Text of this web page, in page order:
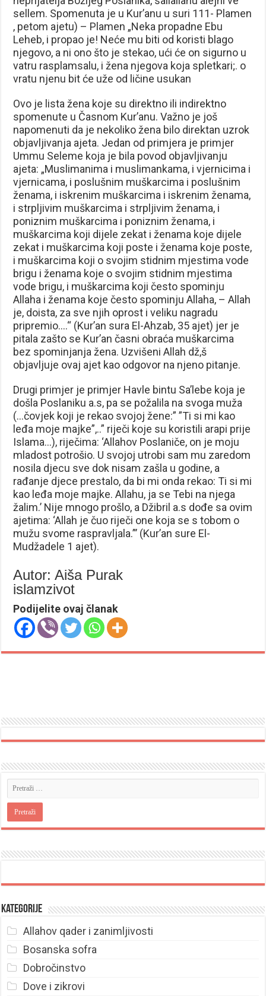
sellem. Spomenuta je u Kur’anu u suri 111- Plamen
, petom ajetu) – Plamen „Neka propadne Ebu
Leheb, i propao je! Neće mu biti od koristi blago
njegovo, a ni ono što je stekao, ući će on sigurno u
vatru rasplamsalu, i žena njegova koja spletkari;. o
vratu njenu bit će uže od ličine usukan
Ovo je lista žena koje su direktno ili indirektno
spomenute u Časnom Kur’anu. Važno je još
napomenuti da je nekoliko žena bilo direktan uzrok
objavljivanja ajeta. Jedan od primjera je primjer
Ummu Seleme koja je bila povod objavljivanju
ajeta: „Muslimanima i muslimankama, i vjernicima i
vjernicama, i poslušnim muškarcima i poslušnim
ženama, i iskrenim muškarcima i iskrenim ženama,
i strpljivim muškarcima i strpljivim ženama, i
poniznim muškarcima i poniznim ženama, i
muškarcima koji dijele zekat i ženama koje dijele
zekat i muškarcima koji poste i ženama koje poste,
i muškarcima koji o svojim stidnim mjestima vode
brigu i ženama koje o svojim stidnim mjestima
vode brigu, i muškarcima koji često spominju
Allaha i ženama koje često spominju Allaha, – Allah
je, doista, za sve njih oprost i veliku nagradu
pripremio….“ (Kur’an sura El-Ahzab, 35 ajet) jer je
pitala zašto se Kur’an časni obraća muškarcima
bez spominjanja žena. Uzvišeni Allah dž,š
objavljuje ovaj ajet kao odgovor na njeno pitanje.
Drugi primjer je primjer Havle bintu Sa’lebe koja je
došla Poslaniku a.s, pa se požalila na svoga muža
(…čovjek koji je rekao svojoj žene:” ”Ti si mi kao
leđa moje majke”,..” riječi koje su koristili arapi prije
Islama…), riječima: ‘Allahov Poslaniče, on je moju
mladost potrošio. U svojoj utrobi sam mu zaredom
nosila djecu sve dok nisam zašla u godine, a
rađanje djece prestalo, da bi mi onda rekao: Ti si mi
kao leđa moje majke. Allahu, ja se Tebi na njega
žalim.’ Nije mnogo prošlo, a Džibril a.s dođe sa ovim
ajetima: ‘Allah je čuo riječi one koja se s tobom o
mužu svome raspravljala.”’ (Kur’an sure El-
Mudžadele 1 ajet).
Autor: Aiša Purak
islamzivot
Podijelite ovaj članak
Kategorije
Allahov qader i zanimljivosti
Bosanska sofra
Dobročinstvo
Dove i zikrovi